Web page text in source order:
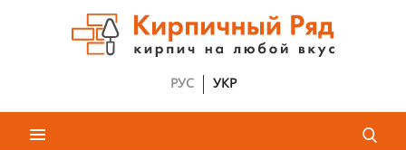
РУС УКР